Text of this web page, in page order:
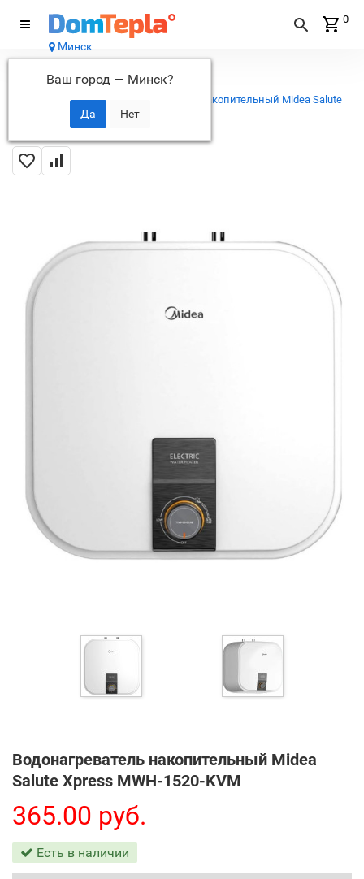
Минск
Ваш город — Минск?
Каталог
0
Электрические накопительные
водонагреватели
Водонагреватель накопительный Midea Salute
Xpress MWH-1520-KVM
Водонагреватель накопительный Midea
Salute Xpress MWH-1520-KVM
365.00 руб.
Есть в наличии